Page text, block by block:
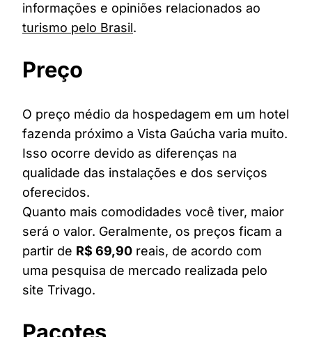
informações e opiniões relacionados ao
turismo pelo Brasil.
Preço
O preço médio da hospedagem em um hotel
fazenda próximo a Vista Gaúcha varia muito.
Isso ocorre devido as diferenças na
qualidade das instalações e dos serviços
oferecidos.
Quanto mais comodidades você tiver, maior
será o valor. Geralmente, os preços ficam a
partir de R$ 69,90 reais, de acordo com
uma pesquisa de mercado realizada pelo
site Trivago.
Pacotes